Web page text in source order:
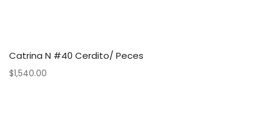
Catrina N #40 Cerdito/ Peces
$1,540.00